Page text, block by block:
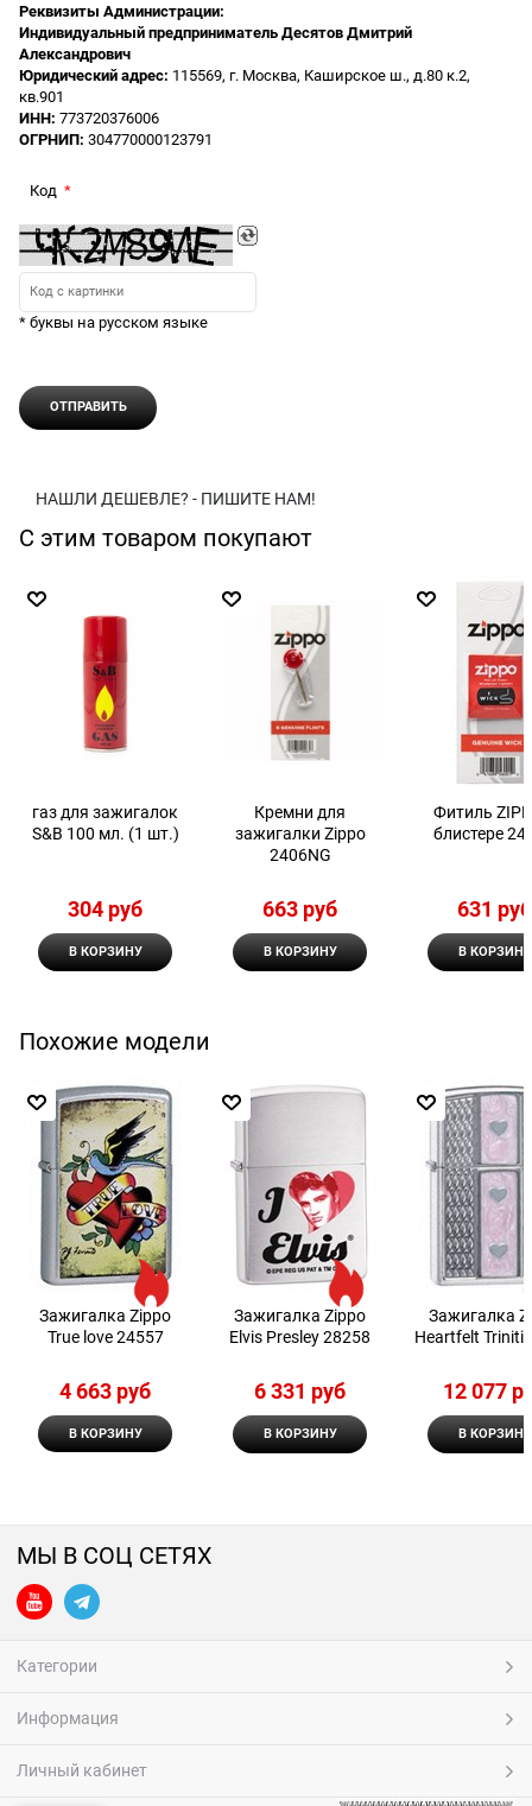
Реквизиты Администрации:
Индивидуальный предприниматель Десятов Дмитрий
Александрович
Юридический адрес: 115569, г. Москва, Каширское ш., д.80 к.2,
кв.901
ИНН: 773720376006
ОГРНИП: 304770000123791
Код
* буквы на русском языке
НАШЛИ ДЕШЕВЛЕ? - ПИШИТЕ НАМ!
С этим товаром покупают
газ для зажигалок
S&B 100 мл. (1 шт.)
304 руб
В КОРЗИНУ
Кремни для
зажигалки Zippo
2406NG
663 руб
В КОРЗИНУ
Фитиль
блистере
631 руб
В КОРЗИНУ
Похожие модели
Зажигалка Zippo
True love 24557
4 663 руб
В КОРЗИНУ
Зажигалка Zippo
Elvis Presley 28258
6 331 руб
В КОРЗИНУ
Зажигалка
Heartfelt Triniti
12 077
В КОРЗИНУ
МЫ В СОЦ СЕТЯХ
Категории
Информация
Личный кабинет